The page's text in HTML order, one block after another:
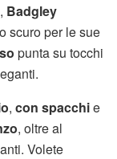
Badgley
scuro per le sue
punta su tocchi
, con spacchie
, oltre al
Volete